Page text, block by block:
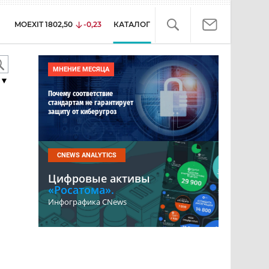
MOEXIT 1802,50 -0,23 КАТАЛОГ
МНЕНИЕ МЕСЯЦА
Почему соответствие
стандартам не гарантирует
защиту от киберугроз
CNEWS ANALYTICS
Цифровые активы
«Росатома».
Инфографика CNews